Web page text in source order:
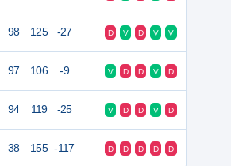
98 125 -27 D V D V V
97 106 -9 V D D V D
94 119 -25 V D D V D
38 155 -117 D D D D D